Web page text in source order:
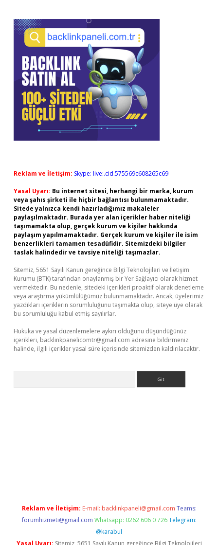
Reklam ve İletişim: Skype: live:.cid.575569c608265c69
Yasal Uyarı: Bu internet sitesi, herhangi bir marka, kurum
veya şahıs şirketi ile hiçbir bağlantısı bulunmamaktadır.
Sitede yalnızca kendi hazırladığımız makaleler
paylaşılmaktadır. Burada yer alan içerikler haber niteliği
taşımamakta olup, gerçek kurum ve kişiler hakkında
paylaşım yapılmamaktadır. Gerçek kurum ve kişiler ile isim
benzerlikleri tamamen tesadüfidir. Sitemizdeki bilgiler
taslak halindedir ve tavsiye niteliği taşımazlar.
Sitemiz, 5651 Sayılı Kanun gereğince Bilgi Teknolojileri ve İletişim
Kurumu (BTK) tarafından onaylanmış bir Yer Sağlayıcı olarak hizmet
vermektedir. Bu nedenle, sitedeki içerikleri proaktif olarak denetleme
veya araştırma yükümlülüğümüz bulunmamaktadır. Ancak, üyelerimiz
yazdıkları içeriklerin sorumluluğunu taşımakta olup, siteye üye olarak
bu sorumluluğu kabul etmiş sayılırlar.
Hukuka ve yasal düzenlemelere aykırı olduğunu düşündüğünüz
içerikleri, backlinkpanelicomtr@gmail.com adresine bildirmeniz
halinde, ilgili içerikler yasal süre içerisinde sitemizden kaldırılacaktır.
Reklam ve İletişim: E-mail: backlinkpaneli@gmail.com Teams:
forumhizmeti@gmail.com Whatsapp: 0262 606 0 726 Telegram:
@karabul
Yasal Uyarı: Sitemiz, 5651 Sayılı Kanun gereğince Bilgi Teknolojileri